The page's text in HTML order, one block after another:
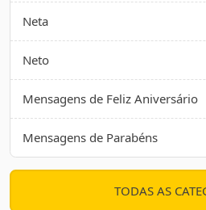
Neta
Neto
Mensagens de Feliz Aniversário
Mensagens de Parabéns
TODAS AS